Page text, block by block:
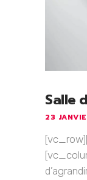
Salle
23